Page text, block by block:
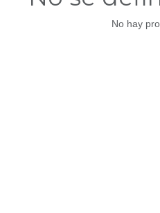
No hay